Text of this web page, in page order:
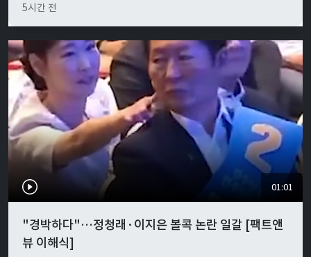
5시간 전
01:01
"경박하다"…정청래·이지은 볼콕 논란 일갈 [팩트앤
뷰 이해식]